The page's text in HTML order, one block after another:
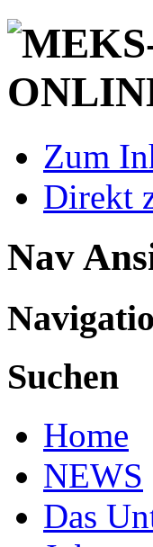
Zum
Direkt
Nav
Suchen
Home
NEWS
Das